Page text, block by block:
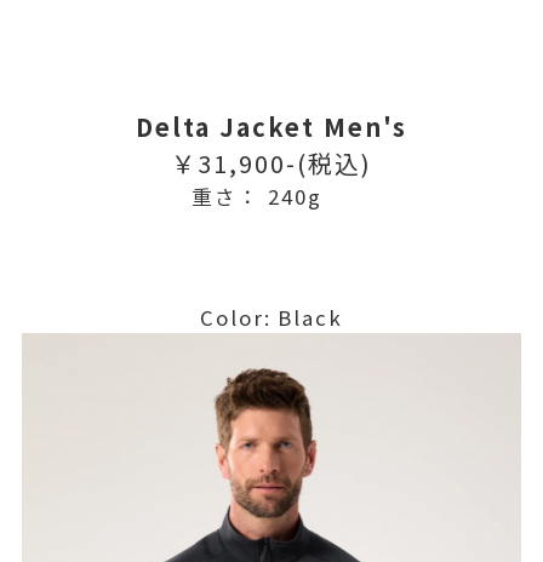
Delta Jacket Men's
￥31,900-(税込)
重さ： 240g
Color: Black